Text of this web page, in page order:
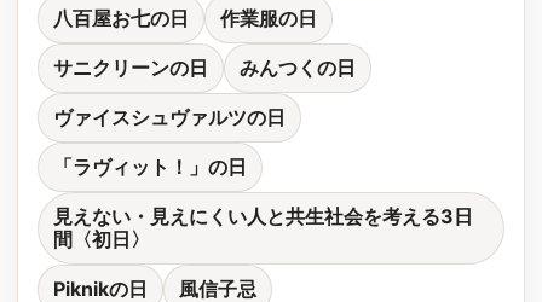
八百屋お七の日 作業服の日
サニクリーンの日 みんつくの日
ヴァイスシュヴァルツの日
「ラヴィット！」の日
見えない・見えにくい人と共生社会を考える3日
間〈初日〉
Piknikの日 風信子忌